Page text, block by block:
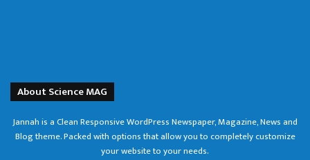
About Science MAG
Jannah is a Clean Responsive WordPress Newspaper, Magazine, News and
Blog theme. Packed with options that allow you to completely customize
your website to your needs.